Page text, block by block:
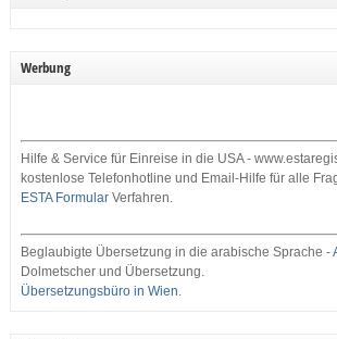
Werbung
Hilfe & Service für Einreise in die USA -
kostenlose Telefonhotline und Email-Hilfe für alle
ESTA FormularVerfahren.
Beglaubigte Übersetzung in die arabische Sprache -
Dolmetscher und Übersetzung.
Übersetzungsbüro in Wien.